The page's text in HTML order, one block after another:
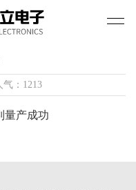
：1213
量产成功